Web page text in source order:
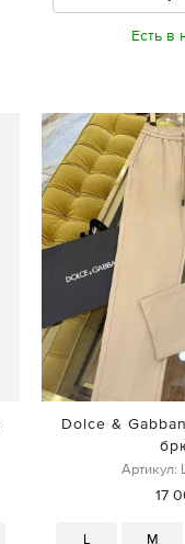
Есть в
Dolce &
Артикул:
17
L M